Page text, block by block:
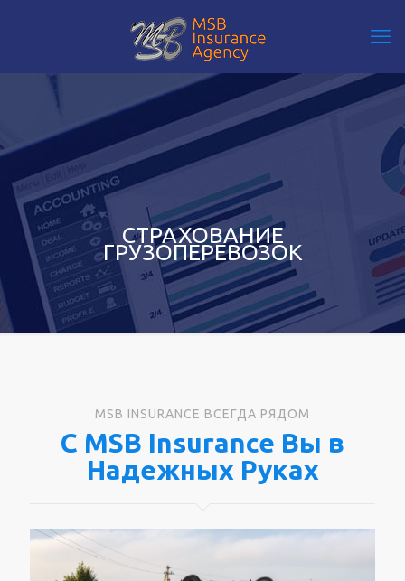
СТРАХОВАНИЕ
ГРУЗОПЕРЕВОЗОК
MSB INSURANCE ВСЕГДА РЯДОМ
С MSB Insurance Вы в
Надежных Руках